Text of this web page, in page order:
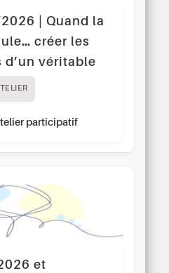
| Quand la
créer les
véritable
participatif
et